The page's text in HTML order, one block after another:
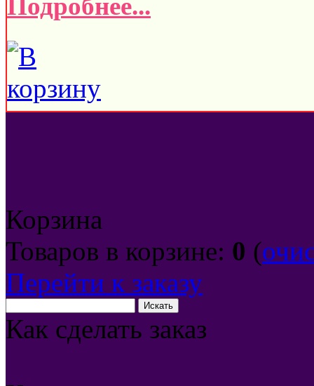
Корзина
Товаров в корзине: 0 (
Перейти к заказу
Как сделать заказ